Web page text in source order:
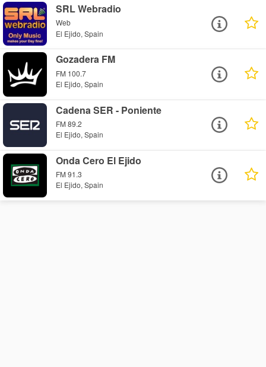
SRL Webradio
Web
El Ejido, Spain
Gozadera FM
FM 100.7
El Ejido, Spain
Cadena SER - Poniente
FM 89.2
El Ejido, Spain
Onda Cero El Ejido
FM 91.3
El Ejido, Spain